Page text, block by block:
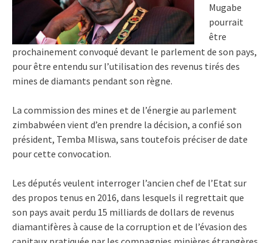
Mugabe
pourrait
être
prochainement convoqué devant le parlement de son pays,
pour être entendu sur l’utilisation des revenus tirés des
mines de diamants pendant son règne.
La commission des mines et de l’énergie au parlement
zimbabwéen vient d’en prendre la décision, a confié son
président, Temba Mliswa, sans toutefois préciser de date
pour cette convocation.
Les députés veulent interroger l’ancien chef de l’Etat sur
des propos tenus en 2016, dans lesquels il regrettait que
son pays avait perdu 15 milliards de dollars de revenus
diamantifères à cause de la corruption et de l’évasion des